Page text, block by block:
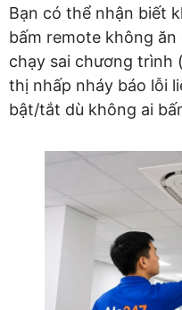
Bạn có thể nhận biết
bấm remote không
chạy sai chương trình
thị nhấp nháy báo lỗi
bật/tắt dù không ai